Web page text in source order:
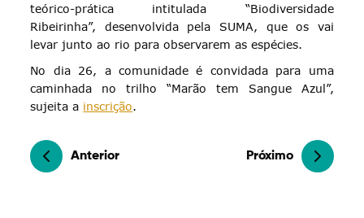
teórico-prática intitulada “Biodiversidade
Ribeirinha”, desenvolvida pela SUMA, que os vai
levar junto ao rio para observarem as espécies.
No dia 26, a comunidade é convidada para uma
caminhada no trilho “Marão tem Sangue Azul”,
sujeita a inscrição.
Anterior Próximo